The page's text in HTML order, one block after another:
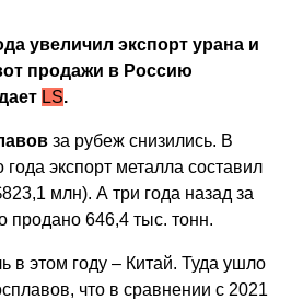
увеличил экспорт урана и
продажи в Россию
LS.
за рубеж снизились. В
года экспорт металла составил
млн). А три года назад за
продано 646,4 тыс. тонн.
в этом году – Китай. Туда ушло
что в сравнении с 2021